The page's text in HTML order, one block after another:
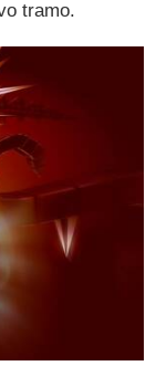
tramo.